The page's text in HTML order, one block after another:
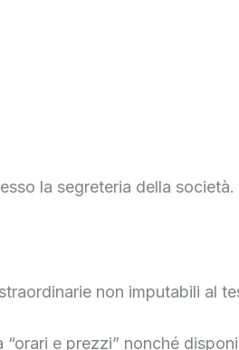
la segreteria della società.
non imputabili al
e prezzi” nonché